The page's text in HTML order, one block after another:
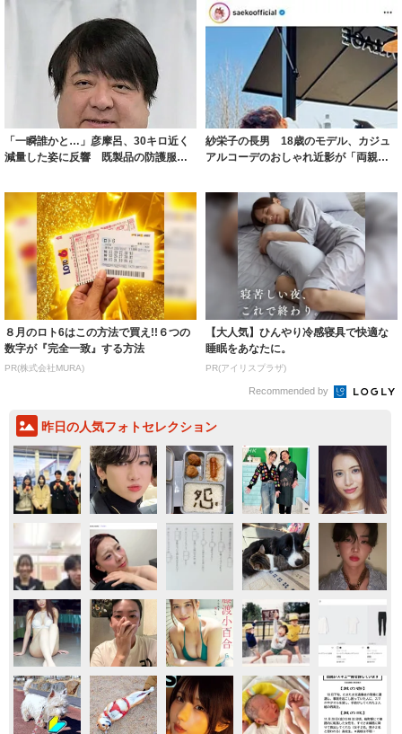
「一瞬誰かと…」彦摩呂、30キロ近く
減量した姿に反響 既製品の防護服が
紗栄子の長男 18歳のモデル、カジュ
アルコーデのおしゃれ近影が「両親の
８月のロト6はこの方法で買え!!６つの
数字が『完全一致』する方法
PR(株式会社MURA)
【大人気】ひんやり冷感寝具で快適な
睡眠をあなたに。
PR(アイリスプラザ)
Recommended by
昨日の人気フォトセレクション